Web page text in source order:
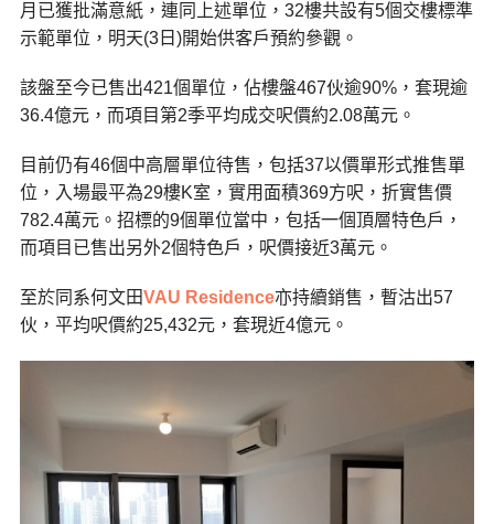
月已獲批滿意紙，連同上述單位，32樓共設有5個交樓標準
示範單位，明天(3日)開始供客戶預約參觀。
該盤至今已售出421個單位，佔樓盤467伙逾90%，套現逾
36.4億元，而項目第2季平均成交呎價約2.08萬元。
目前仍有46個中高層單位待售，包括37以價單形式推售單
位，入場最平為29樓K室，實用面積369方呎，折實售價
782.4萬元。招標的9個單位當中，包括一個頂層特色戶，
而項目已售出另外2個特色戶，呎價接近3萬元。
至於同系何文田VAU Residence亦持續銷售，暫沽出57
伙，平均呎價約25,432元，套現近4億元。